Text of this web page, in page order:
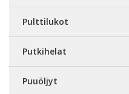
Pulttilukot
Putkihelat
Puuöljyt